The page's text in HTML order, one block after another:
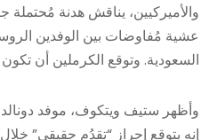
والأميركيين، يناقش هدنة
عشية مُفاوضات بين الوفدين
السعودية. وتوقع الكرملين أن
وأظهر ستيف ويتكوف، موفد دونالد
إنه يتوقع إحراز “تقدُم حقيقي”